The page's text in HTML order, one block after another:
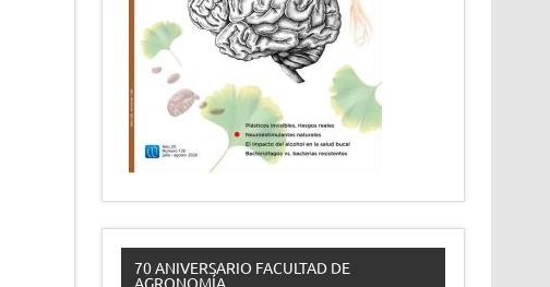
70 ANIVERSARIO FACULTAD DE
AGRONOMÍA